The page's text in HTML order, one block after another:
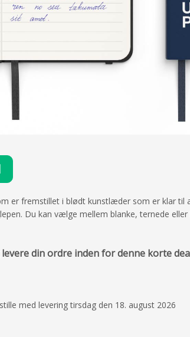
er fremstillet i blødt kunstlæder som er klar
Du kan vælge mellem blanke, ternede
din ordre inden for denne korte
med levering tirsdag den 18. august 2026